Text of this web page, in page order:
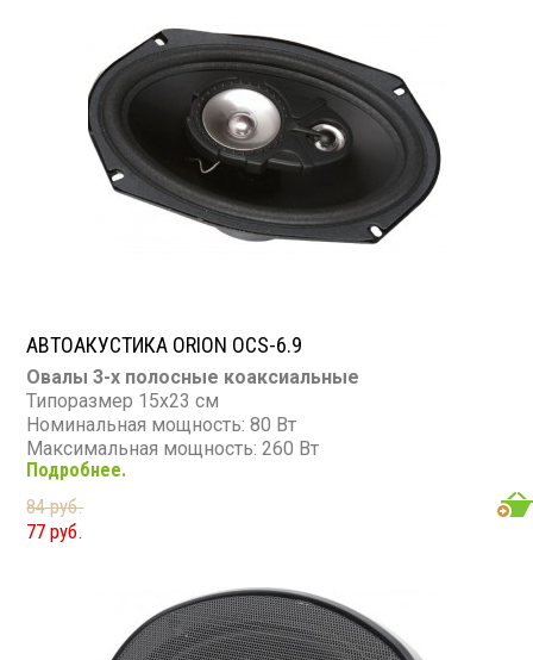
АВТОАКУСТИКА ORION OCS-6.9
Овалы 3-х полосные коаксиальные
Типоразмер 15х23 см
Номинальная мощность: 80 Вт
Максимальная мощность: 260 Вт
Подробнее.
84 руб.
77 руб.